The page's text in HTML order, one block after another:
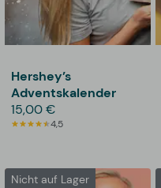
Hershey’s
Adventskalender
15,00 €
4,5
Nicht auf Lager